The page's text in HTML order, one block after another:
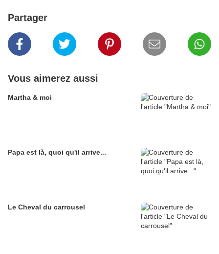
Partager
Vous aimerez aussi
Martha & moi
Papa est là, quoi qu'il arrive...
Le Cheval du carrousel